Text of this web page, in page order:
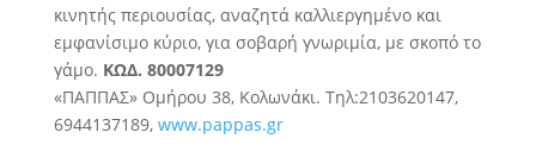
κινητής περιουσίας, αναζητά καλλιεργημένο και
εμφανίσιμο κύριο, για σοβαρή γνωριμία, με σκοπό το
γάμο. ΚΩΔ. 80007129
«ΠΑΠΠΑΣ» Ομήρου 38, Κολωνάκι. Τηλ:2103620147,
6944137189, www.pappas.gr